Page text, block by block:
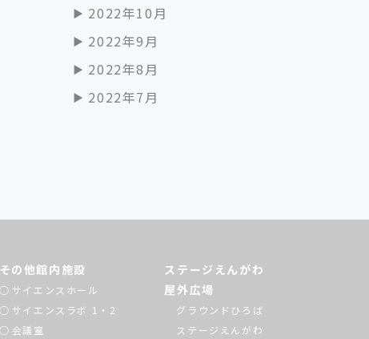
2022年10月
2022年9月
2022年8月
2022年7月
その他館内施設
サイエンスホール
サイエンスラボ 1・2
会議室
ステージえんがわ
屋外広場
グラウンドひろば
ステージえんがわ